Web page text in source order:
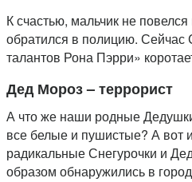
К счастью, мальчик не
обратился в полицию. Сейчас
талантов Рона Пэрри»
Дед Мороз – террорист
А что же наши родные
все белые и пушистые? А вот
радикальные Снегурочки и
образом обнаружились в